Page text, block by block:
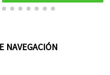
NAVEGACIÓN